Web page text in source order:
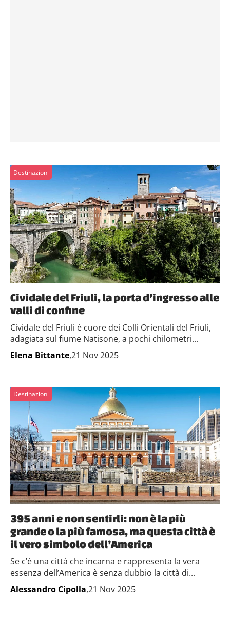
Destinazioni
Cividale del Friuli, la porta d’ingresso alle
valli di confine
Cividale del Friuli è cuore dei Colli Orientali del Friuli,
adagiata sul fiume Natisone, a pochi chilometri...
Elena Bittante,21 Nov 2025
Destinazioni
395 anni e non sentirli: non è la più
grande o la più famosa, ma questa città è
il vero simbolo dell’America
Se c’è una città che incarna e rappresenta la vera
essenza dell’America è senza dubbio la città di...
Alessandro Cipolla,21 Nov 2025